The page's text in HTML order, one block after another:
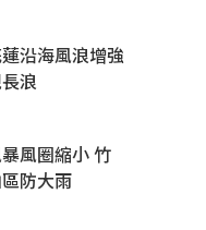
沿海風浪增強
浪
風圈縮小 竹
防大雨